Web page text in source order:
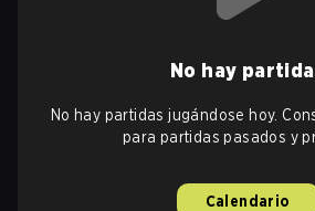
No hay
No hay partidas jugándose hoy.
para partidas pasados y
Calendario